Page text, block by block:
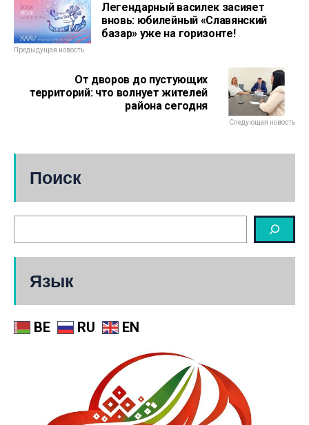
Легендарный василек засияет
вновь: юбилейный «Славянский
базар» уже на горизонте!
Предыдущая новость
От дворов до пустующих
территорий: что волнует жителей
района сегодня
Следующая новость
Поиск
Язык
BE RU EN